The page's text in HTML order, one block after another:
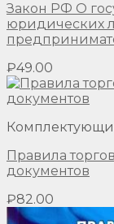
Закон РФ О
юридических
₽49.00
Правила
документов
₽82.00